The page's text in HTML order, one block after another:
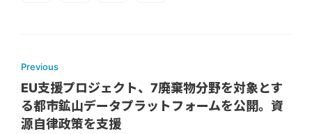
Previous
EU支援プロジェクト、7廃棄物分野を対象とす
る都市鉱山データプラットフォームを公開。資
源自律政策を支援